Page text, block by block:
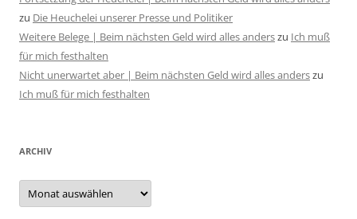
zu Die Heuchelei unserer Presse und Politiker
Weitere Belege | Beim nächsten Geld wird alles anderszu Ich muß
für mich festhalten
Nicht unerwartet aber | Beim nächsten Geld wird alles anderszu
Ich muß für mich festhalten
ARCHIV
Archiv